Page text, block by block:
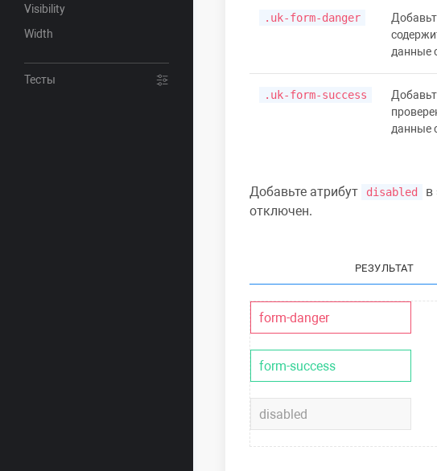
Visibility
Width
Тесты
.uk-form-danger
данные
.uk-form-success
данные
Добавьте атрибут disabled
в
отключен.
РЕЗУЛЬТАТ